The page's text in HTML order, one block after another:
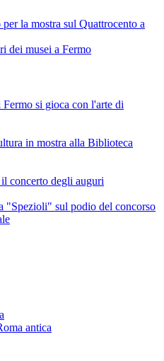
la mostra sul Quattrocento a
dei musei a Fermo
si gioca con l'arte di
in mostra alla Biblioteca
concerto degli auguri
"Spezioli" sul podio del concorso